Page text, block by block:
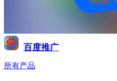
百度推广
所有产品